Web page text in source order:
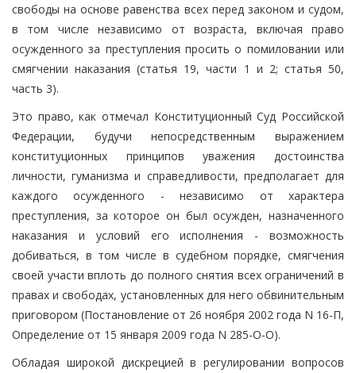
свободы на основе равенства всех перед законом и судом,
в том числе независимо от возраста, включая право
осужденного за преступления просить о помиловании или
смягчении наказания (статья 19, части 1 и 2; статья 50,
часть 3).
Это право, как отмечал Конституционный Суд Российской
Федерации, будучи непосредственным выражением
конституционных принципов уважения достоинства
личности, гуманизма и справедливости, предполагает для
каждого осужденного - независимо от характера
преступления, за которое он был осужден, назначенного
наказания и условий его исполнения - возможность
добиваться, в том числе в судебном порядке, смягчения
своей участи вплоть до полного снятия всех ограничений в
правах и свободах, установленных для него обвинительным
приговором (Постановление от 26 ноября 2002 года N 16-П,
Определение от 15 января 2009 года N 285-О-О).
Обладая широкой дискрецией в регулировании вопросов